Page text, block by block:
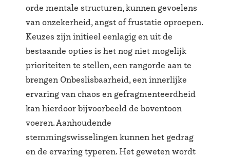
orde mentale structuren, kunnen gevoelens
van onzekerheid, angst of frustatie oproepen.
Keuzes zijn initieel eenlagig en uit de
bestaande opties is het nog niet mogelijk
prioriteiten te stellen, een rangorde aan te
brengen Onbeslisbaarheid, een innerlijke
ervaring van chaos en gefragmenteerdheid
kan hierdoor bijvoorbeeld de boventoon
voeren. Aanhoudende
stemmingswisselingen kunnen het gedrag
en de ervaring typeren. Het geweten wordt